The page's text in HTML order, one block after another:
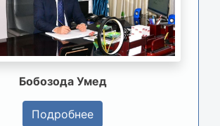
Бобозода Умед
Подробнее